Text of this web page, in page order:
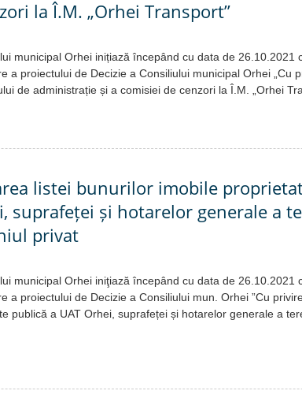
la Î.M. „Orhei Transport”
municipal Orhei inițiază începând cu data de 26.10.2021
a proiectului de Decizie a Consiliului municipal Orhei „Cu
de administrație și a comisiei de cenzori la Î.M. „Orhei
listei bunurilor imobile
suprafeței și hotarelor generale a
privat
municipal Orhei iniţiază începând cu data de 26.10.2021
a proiectului de Decizie a Consiliului mun. Orhei ”Cu
publică a UAT Orhei, suprafeței și hotarelor generale a